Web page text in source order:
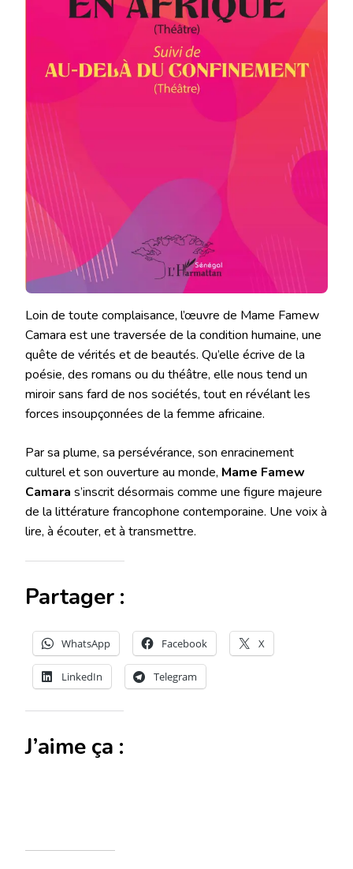
Loin de toute complaisance, l’œuvre de Mame Famew
Camara est une traversée de la condition humaine, une
quête de vérités et de beautés. Qu’elle écrive de la
poésie, des romans ou du théâtre, elle nous tend un
miroir sans fard de nos sociétés, tout en révélant les
forces insoupçonnées de la femme africaine.
Par sa plume, sa persévérance, son enracinement
culturel et son ouverture au monde, Mame Famew
Camara s’inscrit désormais comme une figure majeure
de la littérature francophone contemporaine. Une voix à
lire, à écouter, et à transmettre.
Partager :
WhatsApp Facebook X
LinkedIn Telegram
J’aime ça :